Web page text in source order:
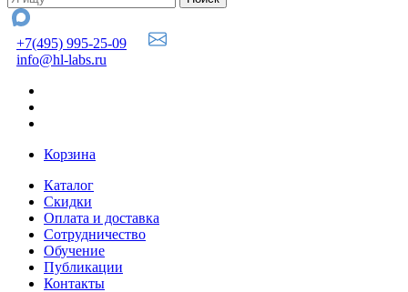
+7(495) 995-25-09
info@hl-labs.ru
Корзина
Каталог
Скидки
Оплата и доставка
Сотрудничество
Обучение
Публикации
Контакты